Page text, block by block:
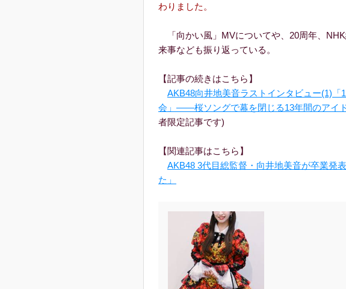
わりました。
「向かい風」MVについてや、20周年、
来事なども振り返っている。
【記事の続きはこちら】
AKB48向井地美音ラストインタビュー(1)「
会」――桜ソングで幕を閉じる13年間のアイ
者限定記事です)
【関連記事はこちら】
AKB48 3代目総監督・向井地美音が卒業発
た」